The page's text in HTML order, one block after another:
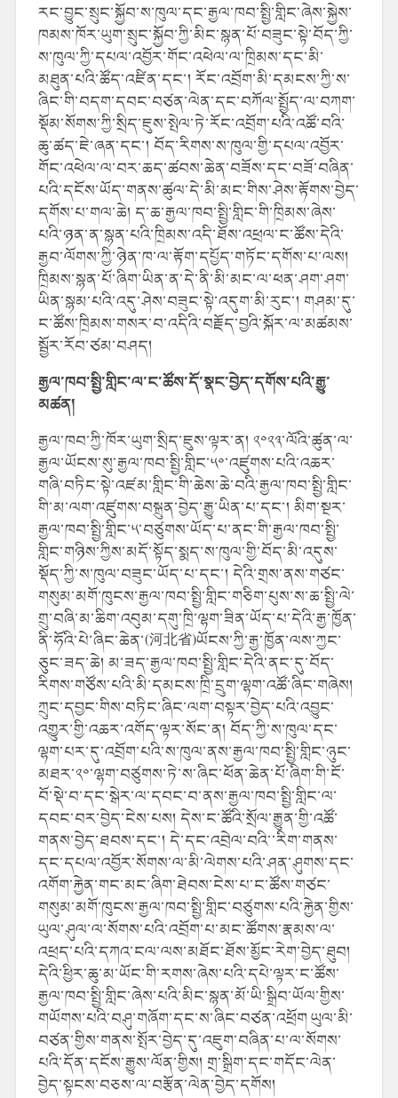
རང་བྱུང་སྲུང་སྐྱོབ་ས་ཁུལ་དང་རྒྱལ་ཁབ་སྤྱི་གླིང་ཞེས་སྐྱེས་
ཁམས་ཁོར་ཡུག་སྲུང་སྐྱོབ་ཀྱི་མིང་སྙན་པོ་བཟུང་སྟེ་བོད་ཀྱི་
ས་ཁུལ་ཀྱི་དཔལ་འབྱོར་གོང་འཕེལ་ལ་ཁྲིམས་དང་མི་
མཐུན་པའི་ཚོད་འཛིན་དང་། རོང་འབྲོག་མི་དམངས་ཀྱི་ས་
ཞིང་གི་བདག་དབང་བཙན་ལེན་དང་བཀོལ་སྤྱོད་ལ་བཀག་
སྡོམ་སོགས་ཀྱི་སྲིད་ཇུས་སྤེལ་ཏེ་རོང་འབྲོག་པའི་འཚོ་བའི་
ཆུ་ཚད་ཇེ་ཞན་དང་། བོད་རིགས་ས་ཁུལ་གྱི་དཔལ་འབྱོར་
གོང་འཕེལ་ལ་བར་ཆད་ཚབས་ཆེན་བཟོས་དང་བཟོ་བཞིན་
པའི་དངོས་ཡོད་གནས་ཚུལ་དེ་མི་མང་གིས་ཤེས་རྟོགས་བྱེད་
དགོས་པ་གལ་ཆེ། ད་ཆ་རྒྱལ་ཁབ་སྤྱི་གླིང་གི་ཁྲིམས་ཞེས་
པའི་ཉན་ན་སྙན་པའི་ཁྲིམས་འདི་ཐོས་འཕྲལ་ང་ཚོས་དེའི་
རྒྱབ་ལོགས་ཀྱི་ཉེན་ཁ་ལ་རྟོག་དཔྱོད་གཏོང་དགོས་པ་ལས།
ཁྲིམས་སྙན་པོ་ཞིག་ཡིན་ན་དེ་ནི་མི་མང་ལ་ཕན་ཤག་ཤག་
ཡིན་སྙམ་པའི་འདུ་ཤེས་བཟུང་སྟེ་འདུག་མི་རུང་། གཤམ་དུ་
ང་ཚོས་ཁྲིམས་གསར་བ་འདིའི་བརྗོད་བྱའི་སྐོར་ལ་མཚམས་
སྦྱོར་རོབ་ཙམ་བཤད།
རྒྱལ་ཁབ་སྤྱི་གླིང་ལ་ང་ཚོས་དོ་སྣང་བྱེད་དགོས་པའི་རྒྱུ་
མཚན།
རྒྱལ་ཁབ་ཀྱི་ཁོར་ཡུག་སྲིད་ཇུས་ལྟར་ན། ༢༠༢༣་ལོའི་ཚུན་ལ་
རྒྱལ་ཡོངས་སུ་རྒྱལ་ཁབ་སྤྱི་གླིང་༥༠་འཛུགས་པའི་འཆར་
གཞི་བཏིང་སྟེ་འཛམ་གླིང་གི་ཆེས་ཆེ་བའི་རྒྱལ་ཁབ་སྤྱི་གླིང་
གི་མ་ལག་འཛུགས་བསྐྲུན་བྱེད་རྒྱུ་ཡིན་པ་དང་། མིག་སྔར་
རྒྱལ་ཁབ་སྤྱི་གླིང་༥་བཙུགས་ཡོད་པ་ནང་གི་རྒྱལ་ཁབ་སྤྱི་
གླིང་གཉིས་ཀྱིས་མདོ་སྟོད་སྨད་ས་ཁུལ་གྱི་བོད་མི་འདུས་
སྡོད་ཀྱི་ས་ཁུལ་བཟུང་ཡོད་པ་དང་། དེའི་གྲས་ནས་གཙང་
གསུམ་མགོ་ཁུངས་རྒྱལ་ཁབ་སྤྱི་གླིང་གཅིག་པུས་ས་ཆ་སྤྱི་ལེ་
གྲུ་བཞི་མ་ཆིག་འབུམ་དགུ་ཁྲི་ལྷག་ཟིན་ཡོད་པ་དེའི་རྒྱ་ཁྱོན་
ནི་ཧོའི་པེ་ཞིང་ཆེན་(河北省)ཡོངས་ཀྱི་རྒྱ་ཁྱོན་ལས་ཀྱང་
ཅུང་ཟད་ཆེ། མ་ཟད་རྒྱལ་ཁབ་སྤྱི་གླིང་དེའི་ནང་དུ་བོད་
རིགས་གཙོས་པའི་མི་དམངས་ཁྲི་དྲུག་ལྷག་འཚོ་ཞིང་གཞེས།
ཀྲུང་དབྱང་གིས་བཏིང་ཞིང་ལག་བསྟར་བྱེད་པའི་འབྱུང་
འགྱུར་གྱི་འཆར་འགོད་ལྟར་སོང་ན། བོད་ཀྱི་ས་ཁུལ་དང་
ལྷག་པར་དུ་འབྲོག་པའི་ས་ཁུལ་ནས་རྒྱལ་ཁབ་སྤྱི་གླིང་ཉུང་
མཐར་༢༠་ལྷག་བཙུགས་ཏེ་ས་ཞིང་ཕོན་ཆེན་པོ་ཞིག་གི་ངོ་
བོ་སྡེ་བ་དང་སྒེར་ལ་དབང་བ་ནས་རྒྱལ་ཁབ་སྤྱི་གླིང་ལ་
དབང་བར་བྱེད་ངེས་པས། དེས་ང་ཚོའི་སྲོལ་རྒྱུན་གྱི་འཚོ་
གནས་བྱེད་ཐབས་དང་། དེ་དང་འབྲེལ་བའི་་རིག་གནས་
དང་དཔལ་འབྱོར་སོགས་ལ་མི་ལེགས་པའི་ཤན་ཤུགས་དང་
འགོག་རྐྱེན་གང་མང་ཞིག་ཐེབས་ངེས་པ་ང་ཚོས་གཙང་
གསུམ་མགོ་ཁུངས་རྒྱལ་ཁབ་སྤྱི་གླིང་བཙུགས་པའི་རྐྱེན་གྱིས་
ཡུལ་ཤུལ་ལ་སོགས་པའི་འབྲོག་པ་མང་ཚོགས་རྣམས་ལ་
འཕྲད་པའི་དཀའ་ངལ་ལས་མཐོང་ཐོས་མྱོང་རེག་བྱེད་ཐུབ།
དེའི་ཕྱིར་ཆུ་མ་ཡོང་གི་རགས་ཞེས་པའི་དཔེ་ལྟར་ང་ཚོས་
རྒྱལ་ཁབ་སྤྱི་གླིང་ཞེས་པའི་མིང་སྙན་མོ་ཡི་སྒྲིབ་ཡོལ་གྱིས་
གཡོགས་པའི་བཤུ་གཞོག་དང་ས་ཞིང་བཙན་འཕྲོག ཡུལ་མི་
བཙན་གྱིས་གནས་སྤོར་བྱེད་དུ་འཇུག་བཞིན་པ་ལ་སོགས་
པའི་དོན་དངོས་རྒྱུས་ལོན་གྱིས། གྲ་སྒྲིག་དང་གདོང་ལེན་
བྱེད་སྟངས་བཅས་ལ་བརྩོན་ལེན་བྱེད་དགོས།